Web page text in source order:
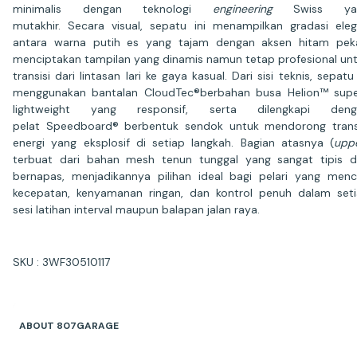
minimalis dengan teknologi engineeringSwiss
mutakhir. Secara visual, sepatu ini menampilkan gradasi
antara warna putih es yang tajam dengan aksen hitam
menciptakan tampilan yang dinamis namun tetap profesional
transisi dari lintasan lari ke gaya kasual. Dari sisi teknis, sepatu
menggunakan bantalan CloudTec®berbahan busa Helion™
lightweight yang responsif, serta dilengkapi
pelat Speedboard® berbentuk sendok untuk mendorong
energi yang eksplosif di setiap langkah. Bagian atasnya (
terbuat dari bahan mesh tenun tunggal yang sangat tipis
bernapas, menjadikannya pilihan ideal bagi pelari yang
kecepatan, kenyamanan ringan, dan kontrol penuh dalam
sesi latihan interval maupun balapan jalan raya.
SKU : 3WF30510117
ABOUT 807GARAGE